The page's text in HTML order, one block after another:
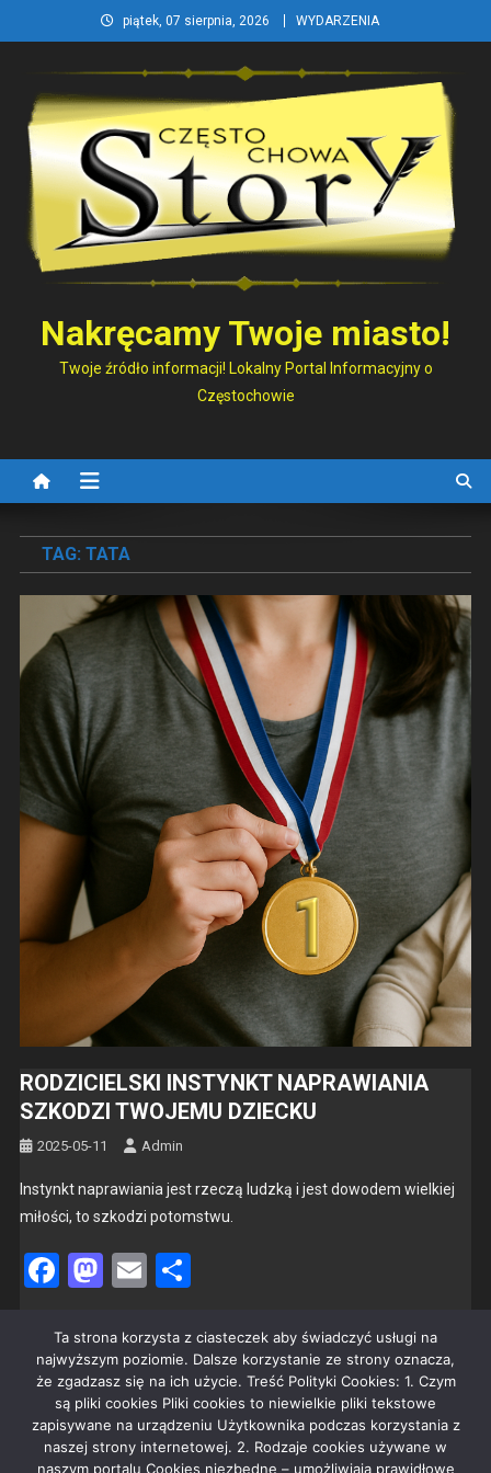
to
piątek, 07 sierpnia, 2026 WYDARZENIA
Nakręcamy Twoje miasto!
Twoje źródło informacji! Lokalny Portal Informacyjny o
Częstochowie
TAG: TATA
RODZICIELSKI INSTYNKT NAPRAWIANIA
SZKODZI TWOJEMU DZIECKU
2025-05-11 Admin
Instynkt napraw­ia­nia jest rzeczą ludzką i jest dowo­dem wielkiej
miłoś­ci, to szkodzi potomst­wu.
Facebook
Mastodon
EmailShare
Czytaj dalej
REKLAMA
Ta strona korzysta z ciasteczek aby świadczyć usługi na
najwyższym poziomie. Dalsze korzystanie ze strony oznacza,
że zgadzasz się na ich użycie. Treść Polityki Cookies: 1. Czym
są pliki cookies Pliki cookies to niewielkie pliki tekstowe
zapisywane na urządzeniu Użytkownika podczas korzystania z
naszej strony internetowej. 2. Rodzaje cookies używane w
naszym portalu Cookies niezbędne – umożliwiają prawidłowe